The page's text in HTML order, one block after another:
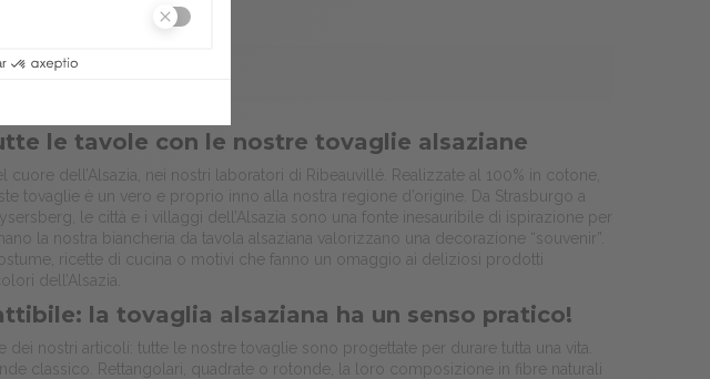
le tavole con le nostre tovaglie alsaziane
cuore dell’Alsazia, nei nostri laboratori di Ribeauvillé. Realizzate al 100% in cotone,
tovaglie è un vero e proprio inno alla nostra regione d’origine. Da Strasburgo a
le città e i villaggi dell’Alsazia sono una fonte inesauribile di ispirazione per
la nostra biancheria da tavola alsaziana valorizzano una decorazione “souvenir”.
ricette di cucina o motivi che fanno un omaggio ai deliziosi prodotti
dell’Alsazia.
la tovaglia alsaziana ha un senso pratico!
dei nostri articoli: tutte le nostre tovaglie sono progettate per durare tutta una vita.
classico. Rettangolari, quadrate o rotonde, la loro composizione in fibre naturali